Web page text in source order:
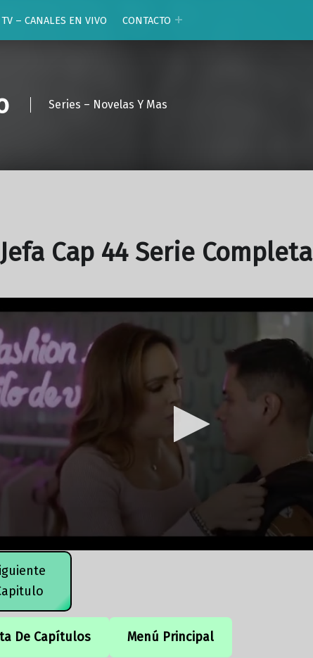
TV – CANALES EN VIVO CONTACTO
Series – Novelas Y Mas
Cap 44 Serie Completa
De Capítulos Menú Principal